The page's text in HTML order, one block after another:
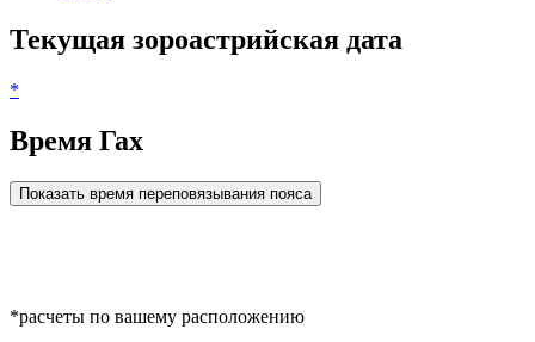
Текущая зороастрийская дата
*
Время Гах
Показать время переповязывания пояса
*расчеты по вашему расположению